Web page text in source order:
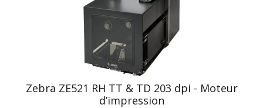
Zebra ZE521 RH TT & TD 203 dpi - Moteur
d’impression